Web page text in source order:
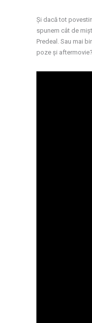
Și dacă tot
spunem cât de
Predeal. Sau mai
poze și aftermovie?